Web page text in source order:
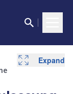
Expand